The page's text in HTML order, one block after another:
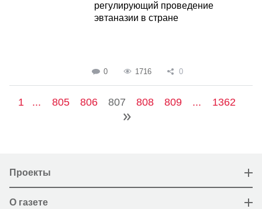
регулирующий проведение
эвтаназии в стране
0 1716 0
1 ... 805 806 807 808 809 ... 1362
Проекты
О газете